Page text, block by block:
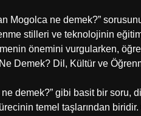
Mogolca ne demek?”
stilleri ve teknolojinin
önemini vurgularken,
Demek? Dil, Kültür ve
demek?” gibi basit bir soru,
temel taşlarından